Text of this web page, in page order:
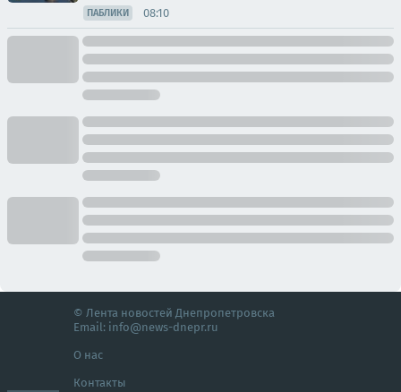
ПАБЛИКИ 08:10
© Лента новостей Днепропетровска
Email: info@news-dnepr.ru
О нас
Контакты